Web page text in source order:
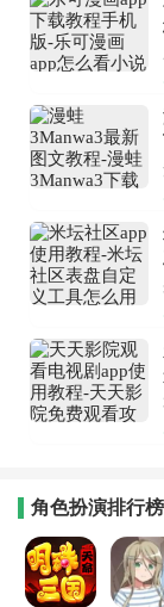
角色扮演排行榜